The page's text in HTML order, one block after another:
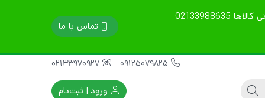
تمامی محصولات گارانتی 60 روزه دارند. قیمت ها آپدیت است. نوع ارسال را در توضیحات بنویسید. مشاوره فنی، خرید و پشتیبانی کالاها 02133988635
تماس با ما